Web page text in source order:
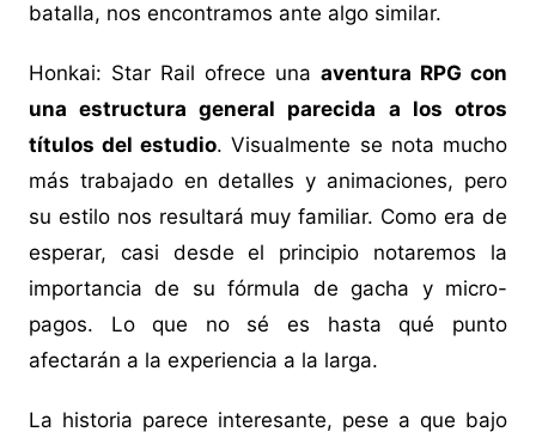
batalla, nos encontramos ante algo similar.
Honkai: Star Rail ofrece unaaventura RPG con
una estructura general parecida a los otros
títulos del estudio. Visualmente se nota mucho
más trabajado en detalles y animaciones, pero
su estilo nos resultará muy familiar. Como era de
esperar, casi desde el principio notaremos la
importancia de su fórmula de gacha y micro-
pagos. Lo que no sé es hasta qué punto
afectarán a la experiencia a la larga.
La historia parece interesante, pese a que bajo